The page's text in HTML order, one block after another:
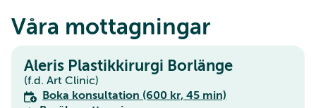
Våra mottagningar
Aleris Plastikkirurgi Borlänge
(f.d. Art Clinic)
Boka konsultation (600 kr, 45 min)